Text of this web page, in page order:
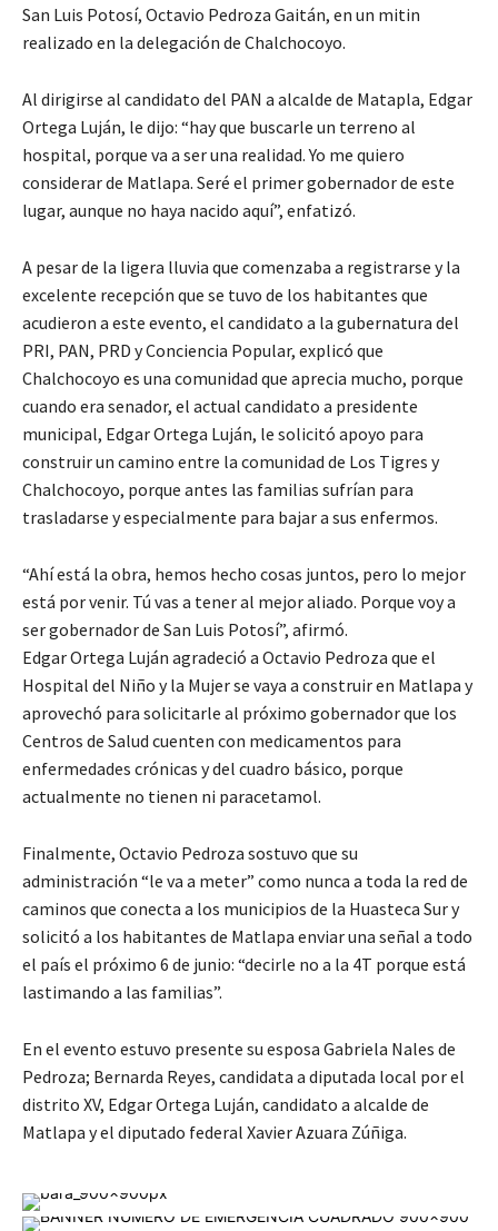
San Luis Potosí, Octavio Pedroza Gaitán, en un mitin
realizado en la delegación de Chalchocoyo.
Al dirigirse al candidato del PAN a alcalde de Matapla, Edgar
Ortega Luján, le dijo: “hay que buscarle un terreno al
hospital, porque va a ser una realidad. Yo me quiero
considerar de Matlapa. Seré el primer gobernador de este
lugar, aunque no haya nacido aquí”, enfatizó.
A pesar de la ligera lluvia que comenzaba a registrarse y la
excelente recepción que se tuvo de los habitantes que
acudieron a este evento, el candidato a la gubernatura del
PRI, PAN, PRD y Conciencia Popular, explicó que
Chalchocoyo es una comunidad que aprecia mucho, porque
cuando era senador, el actual candidato a presidente
municipal, Edgar Ortega Luján, le solicitó apoyo para
construir un camino entre la comunidad de Los Tigres y
Chalchocoyo, porque antes las familias sufrían para
trasladarse y especialmente para bajar a sus enfermos.
“Ahí está la obra, hemos hecho cosas juntos, pero lo mejor
está por venir. Tú vas a tener al mejor aliado. Porque voy a
ser gobernador de San Luis Potosí”, afirmó.
Edgar Ortega Luján agradeció a Octavio Pedroza que el
Hospital del Niño y la Mujer se vaya a construir en Matlapa y
aprovechó para solicitarle al próximo gobernador que los
Centros de Salud cuenten con medicamentos para
enfermedades crónicas y del cuadro básico, porque
actualmente no tienen ni paracetamol.
Finalmente, Octavio Pedroza sostuvo que su
administración “le va a meter” como nunca a toda la red de
caminos que conecta a los municipios de la Huasteca Sur y
solicitó a los habitantes de Matlapa enviar una señal a todo
el país el próximo 6 de junio: “decirle no a la 4T porque está
lastimando a las familias”.
En el evento estuvo presente su esposa Gabriela Nales de
Pedroza; Bernarda Reyes, candidata a diputada local por el
distrito XV, Edgar Ortega Luján, candidato a alcalde de
Matlapa y el diputado federal Xavier Azuara Zúñiga.